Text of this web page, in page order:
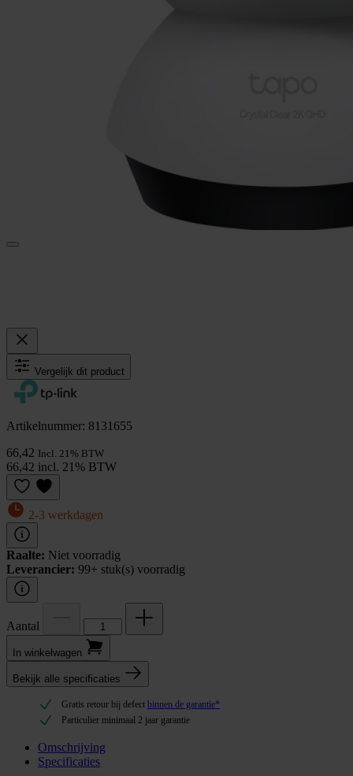
Vergelijk dit product
Artikelnummer: 8131655
66,42 Incl. 21% BTW
66,42 incl. 21% BTW
2-3 werkdagen
Raalte: Niet voorradig
Leverancier: 99+ stuk(s) voorradig
Aantal
In winkel­wagen
Bekijk alle specificaties
Gratis retour bij defect binnen de garantie*
Particulier minimaal 2 jaar garantie
Omschrijving
Specificaties